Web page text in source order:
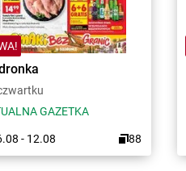
GAZETKA
- 12.08 88